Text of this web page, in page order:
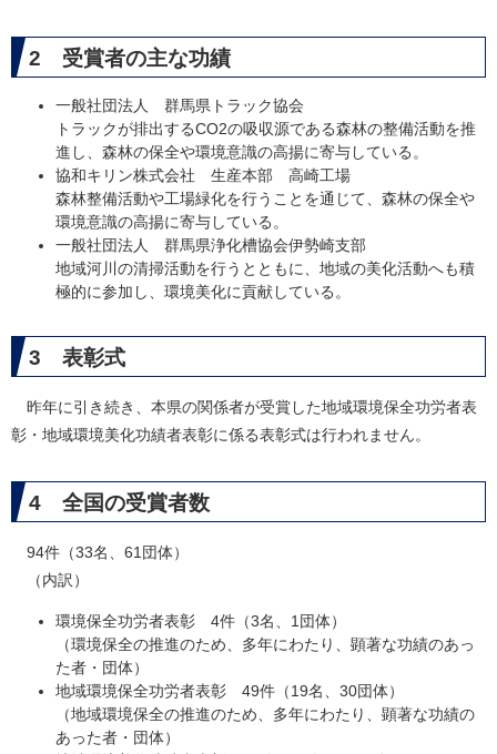
​2 受賞者の主な功績
一般社団法人 群馬県トラック協会
トラックが排出するCO2の吸収源である森林の整備活動を推
進し、森林の保全や環境意識の高揚に寄与している。
協和キリン株式会社 生産本部 高崎工場
森林整備活動や工場緑化を行うことを通じて、森林の保全や
環境意識の高揚に寄与している。
一般社団法人 群馬県浄化槽協会伊勢崎支部
地域河川の清掃活動を行うとともに、地域の美化活動へも積
極的に参加し、環境美化に貢献している。
3 表彰式
昨年に引き続き、本県の関係者が受賞した地域環境保全功労者表
彰・地域環境美化功績者表彰に係る表彰式は行われません。
4 全国の受賞者数
94件（33名、61団体）
（内訳）
環境保全功労者表彰 4件（3名、1団体）
（環境保全の推進のため、多年にわたり、顕著な功績のあっ
た者・団体）
地域環境保全功労者表彰 49件（19名、30団体）
（地域環境保全の推進のため、多年にわたり、顕著な功績の
あった者・団体）